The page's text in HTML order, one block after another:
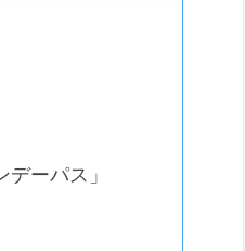
ーパス」